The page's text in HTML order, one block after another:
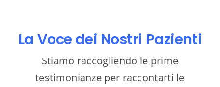
La Voce dei Nostri Pazienti
Stiamo raccogliendo le prime
testimonianze per raccontarti le